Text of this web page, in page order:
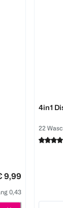
9,99
0,43
4in1
22